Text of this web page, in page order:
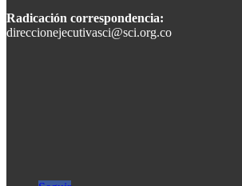
Radicación correspondencia:
direccionejecutivasci@sci.org.co